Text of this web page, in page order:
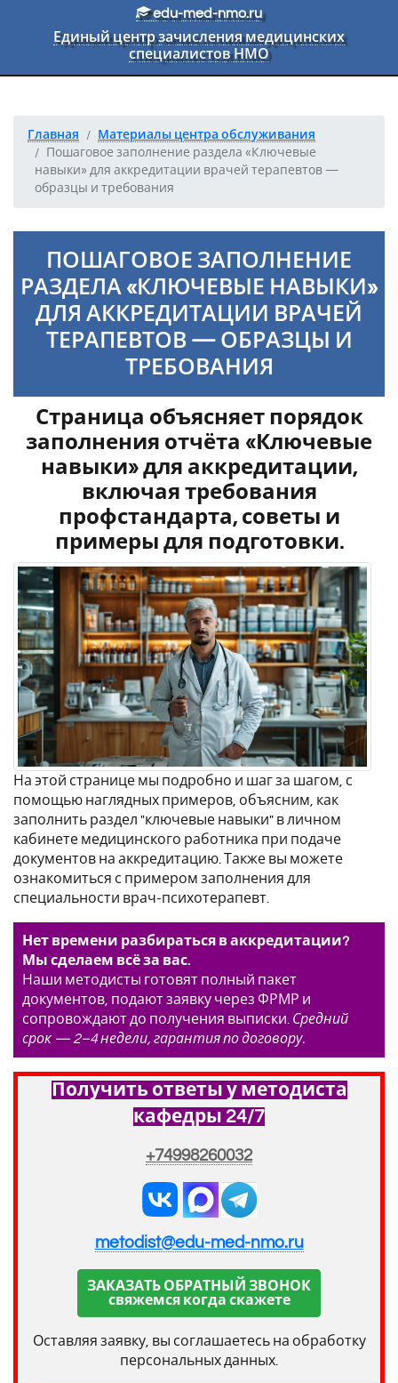
Перейти к основному текстуedu-med-nmo.ru
Единый центр зачисления медицинских
специалистов НМО
Главная
Материалы центра обслуживания
Пошаговое заполнение раздела «Ключевые
навыки» для аккредитации врачей терапевтов —
образцы и требования
ПОШАГОВОЕ ЗАПОЛНЕНИЕ
РАЗДЕЛА «КЛЮЧЕВЫЕ НАВЫКИ»
ДЛЯ АККРЕДИТАЦИИ ВРАЧЕЙ
ТЕРАПЕВТОВ — ОБРАЗЦЫ И
ТРЕБОВАНИЯ
Страница объясняет порядок
заполнения отчёта «Ключевые
навыки» для аккредитации,
включая требования
профстандарта, советы и
примеры для подготовки.
На этой странице мы подробно и шаг за шагом, с
помощью наглядных примеров, объясним, как
заполнить раздел "ключевые навыки" в личном
кабинете медицинского работника при подаче
документов на аккредитацию. Также вы можете
ознакомиться с примером заполнения для
специальности врач-психотерапевт.
Нет времени разбираться в аккредитации?
Мы сделаем всё за вас.
Наши методисты готовят полный пакет
документов, подают заявку через ФРМР и
сопровождают до получения выписки. Средний
срок — 2–4 недели, гарантия по договору.
Получить ответы у методиста
кафедры 24/7
+74998260032
metodist@edu-med-nmo.ru
ЗАКАЗАТЬ ОБРАТНЫЙ ЗВОНОК
свяжемся когда скажете
Оставляя заявку, вы соглашаетесь на обработку
персональных данных.